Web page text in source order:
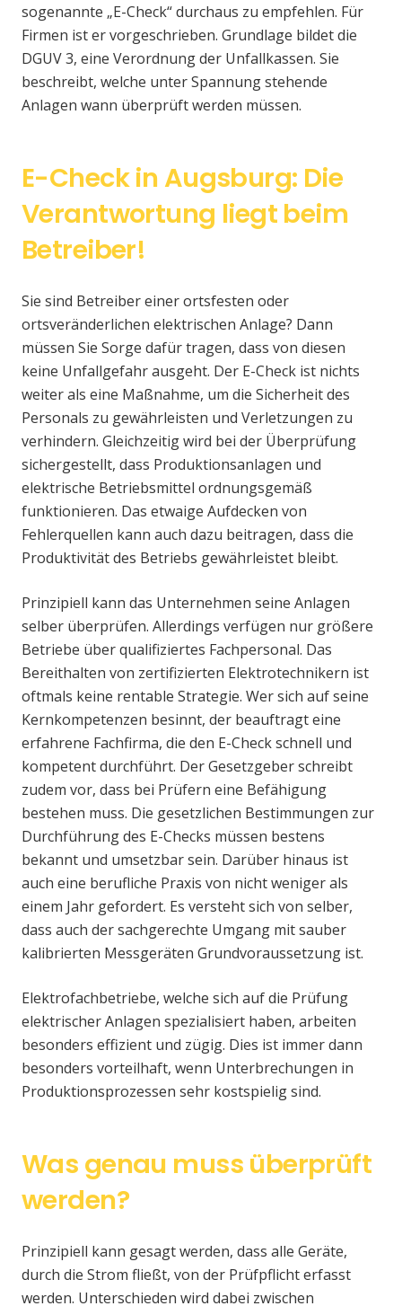
sogenannte „E-Check“ durchaus zu empfehlen. Für
Firmen ist er vorgeschrieben. Grundlage bildet die
DGUV 3, eine Verordnung der Unfallkassen. Sie
beschreibt, welche unter Spannung stehende
Anlagen wann überprüft werden müssen.
E-Check in Augsburg: Die
Verantwortung liegt beim
Betreiber!
Sie sind Betreiber einer ortsfesten oder
ortsveränderlichen elektrischen Anlage? Dann
müssen Sie Sorge dafür tragen, dass von diesen
keine Unfallgefahr ausgeht. Der E-Check ist nichts
weiter als eine Maßnahme, um die Sicherheit des
Personals zu gewährleisten und Verletzungen zu
verhindern. Gleichzeitig wird bei der Überprüfung
sichergestellt, dass Produktionsanlagen und
elektrische Betriebsmittel ordnungsgemäß
funktionieren. Das etwaige Aufdecken von
Fehlerquellen kann auch dazu beitragen, dass die
Produktivität des Betriebs gewährleistet bleibt.
Prinzipiell kann das Unternehmen seine Anlagen
selber überprüfen. Allerdings verfügen nur größere
Betriebe über qualifiziertes Fachpersonal. Das
Bereithalten von zertifizierten Elektrotechnikern ist
oftmals keine rentable Strategie. Wer sich auf seine
Kernkompetenzen besinnt, der beauftragt eine
erfahrene Fachfirma, die den E-Check schnell und
kompetent durchführt. Der Gesetzgeber schreibt
zudem vor, dass bei Prüfern eine Befähigung
bestehen muss. Die gesetzlichen Bestimmungen zur
Durchführung des E-Checks müssen bestens
bekannt und umsetzbar sein. Darüber hinaus ist
auch eine berufliche Praxis von nicht weniger als
einem Jahr gefordert. Es versteht sich von selber,
dass auch der sachgerechte Umgang mit sauber
kalibrierten Messgeräten Grundvoraussetzung ist.
Elektrofachbetriebe, welche sich auf die Prüfung
elektrischer Anlagen spezialisiert haben, arbeiten
besonders effizient und zügig. Dies ist immer dann
besonders vorteilhaft, wenn Unterbrechungen in
Produktionsprozessen sehr kostspielig sind.
Was genau muss überprüft
werden?
Prinzipiell kann gesagt werden, dass alle Geräte,
durch die Strom fließt, von der Prüfpflicht erfasst
werden. Unterschieden wird dabei zwischen